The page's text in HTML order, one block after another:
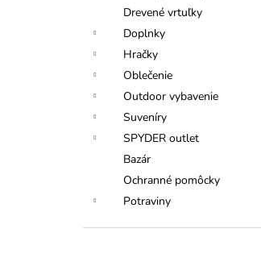
Drevené vrtuľky
Doplnky
Hračky
Oblečenie
Outdoor vybavenie
Suveníry
SPYDER outlet
Bazár
Ochranné pomôcky
Potraviny
TATRANSKÁ CHATOVÁ ZMES
BYLINNÝ ČAJ 40G
€6,50